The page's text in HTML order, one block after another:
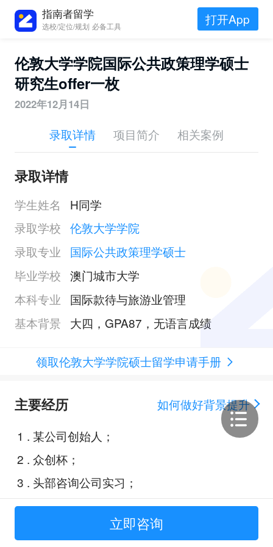
指南者留学
选校/定位/规划 必备工具 打开App
伦敦大学学院国际公共政策理学硕士
研究生offer一枚
2022年12月14日
录取详情 项目简介 相关案例
录取详情
学生姓名
H同学
录取学校 伦敦大学学院
录取专业
国际公共政策理学硕士
毕业学校 澳门城市大学
本科专业
国际款待与旅游业管理
基本背景
大四，GPA87，无语言成绩
领取伦敦大学学院硕士留学申请手册
主要经历
如何做好背景提升
1 . 某公司创始人；
2 . 众创杯；
3 . 头部咨询公司实习；
4.国际公司市场部实习；
立即咨询